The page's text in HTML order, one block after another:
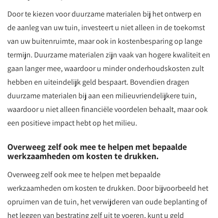
Door te kiezen voor duurzame materialen bij het ontwerp en
de aanleg van uw tuin, investeert u niet alleen in de toekomst
van uw buitenruimte, maar ook in kostenbesparing op lange
termijn. Duurzame materialen zijn vaak van hogere kwaliteit en
gaan langer mee, waardoor u minder onderhoudskosten zult
hebben en uiteindelijk geld bespaart. Bovendien dragen
duurzame materialen bij aan een milieuvriendelijkere tuin,
waardoor u niet alleen financiële voordelen behaalt, maar ook
een positieve impact hebt op het milieu.
Overweeg zelf ook mee te helpen met bepaalde
werkzaamheden om kosten te drukken.
Overweeg zelf ook mee te helpen met bepaalde
werkzaamheden om kosten te drukken. Door bijvoorbeeld het
opruimen van de tuin, het verwijderen van oude beplanting of
het leggen van bestrating zelf uit te voeren, kunt u geld